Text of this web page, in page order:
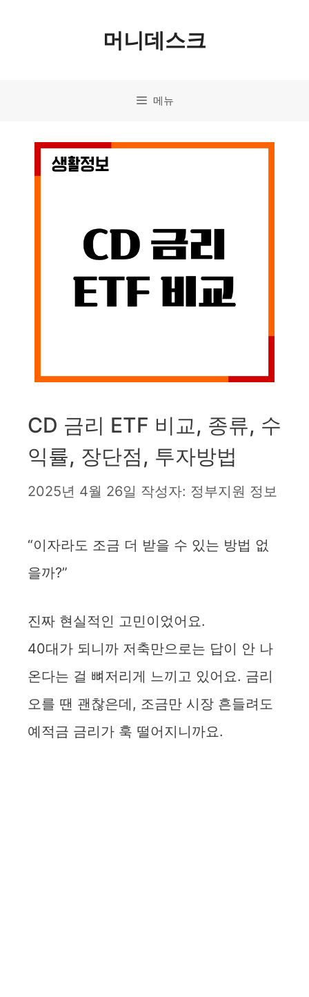
머니데스크
메뉴
CD 금리 ETF 비교, 종류, 수
익률, 장단점, 투자방법
2025년 4월 26일 작성자: 정부지원 정보
“이자라도 조금 더 받을 수 있는 방법 없
을까?”
진짜 현실적인 고민이었어요.
40대가 되니까 저축만으로는 답이 안 나
온다는 걸 뼈저리게 느끼고 있어요. 금리
오를 땐 괜찮은데, 조금만 시장 흔들려도
예적금 금리가 훅 떨어지니까요.